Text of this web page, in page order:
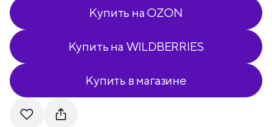
Купить на OZON
Купить на WILDBERRIES
Купить в магазине